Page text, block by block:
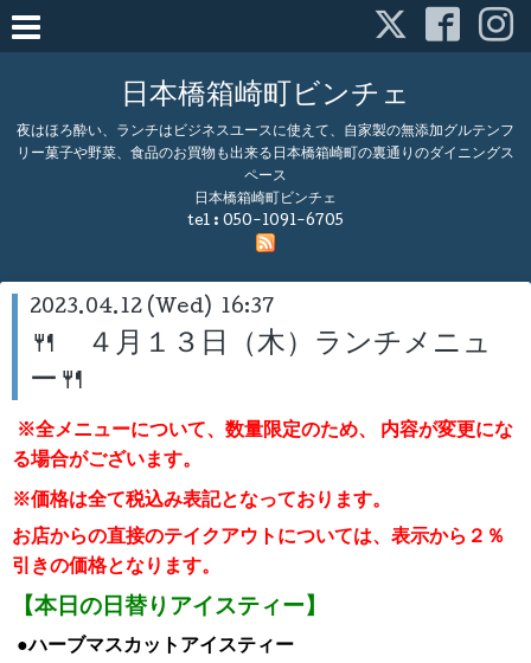
日本橋箱崎町ビンチェ
夜はほろ酔い、ランチはビジネスユースに使えて、自家製の無添加グルテンフ
リー菓子や野菜、食品のお買物も出来る日本橋箱崎町の裏通りのダイニングス
ペース
日本橋箱崎町ビンチェ
tel : 050-1091-6705
2023.04.12 (Wed) 16:37
🍴 ４月１３日（木）ランチメニュ
ー🍴
※全メニューについて、数量限定のため、
内容が変更にな
る場合がございます。
※価格は全て税込み表記となっております。
お店からの直接のテイクアウトについては、表示から２％
引きの価格となります。
【本日の日替りアイスティー】
●ハーブマスカットアイスティー